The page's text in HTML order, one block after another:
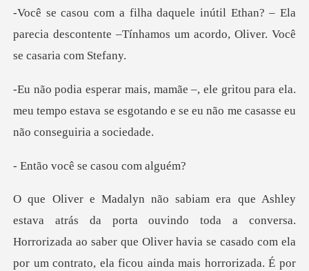
han? – Ela
parecia descontente –Tínhamos um
para ela.
meu tempo estava se esgotando e se e
ê se casou
sa.
Horrorizada ao saber que Oliver havia se casado com ela
por um contrato, ela ficou ainda